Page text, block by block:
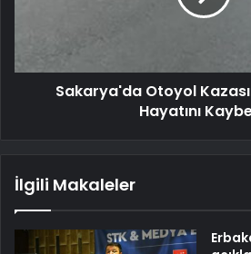
Sakarya'da Otoyol
Hayatını
İlgili Makaleler